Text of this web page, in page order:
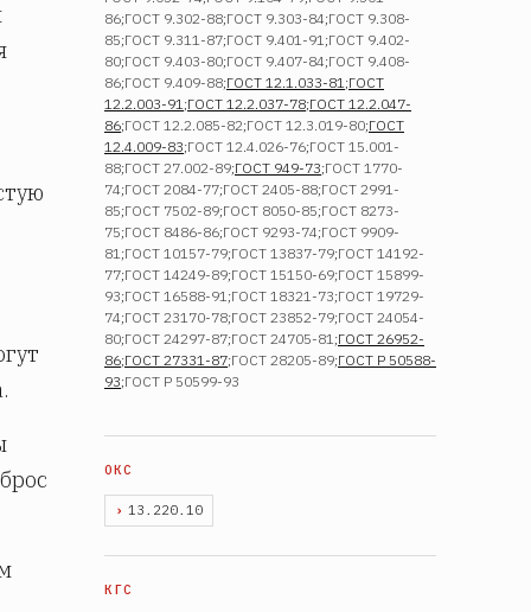
86;ГОСТ 9.302-88;ГОСТ 9.303-84;ГОСТ 9.308-
85;ГОСТ 9.311-87;ГОСТ 9.401-91;ГОСТ 9.402-
80;ГОСТ 9.403-80;ГОСТ 9.407-84;ГОСТ 9.408-
86;ГОСТ 9.409-88;ГОСТ 12.1.033-81 ;ГОСТ
12.2.003-91 ;ГОСТ 12.2.037-78;ГОСТ 12.2.047-
86;ГОСТ 12.2.085-82;ГОСТ 12.3.019-80;ГОСТ
12.4.009-83;ГОСТ 12.4.026-76;ГОСТ 15.001-
88;ГОСТ 27.002-89;ГОСТ 949-73;ГОСТ 1770-
74;ГОСТ 2084-77;ГОСТ 2405-88;ГОСТ 2991-
85;ГОСТ 7502-89;ГОСТ 8050-85;ГОСТ 8273-
75;ГОСТ 8486-86;ГОСТ 9293-74;ГОСТ 9909-
81;ГОСТ 10157-79;ГОСТ 13837-79;ГОСТ 14192-
77;ГОСТ 14249-89;ГОСТ 15150-69;ГОСТ 15899-
93;ГОСТ 16588-91;ГОСТ 18321-73;ГОСТ 19729-
74;ГОСТ 23170-78;ГОСТ 23852-79;ГОСТ 24054-
80;ГОСТ 24297-87;ГОСТ 24705-81;ГОСТ 26952-
86;ГОСТ 27331-87;ГОСТ 28205-89;ГОСТ Р 50588-
93;ГОСТ Р 50599-93
13.220.10